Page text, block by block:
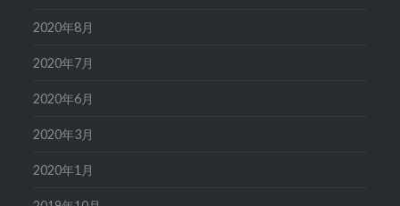
2020年8月
2020年7月
2020年6月
2020年3月
2020年1月